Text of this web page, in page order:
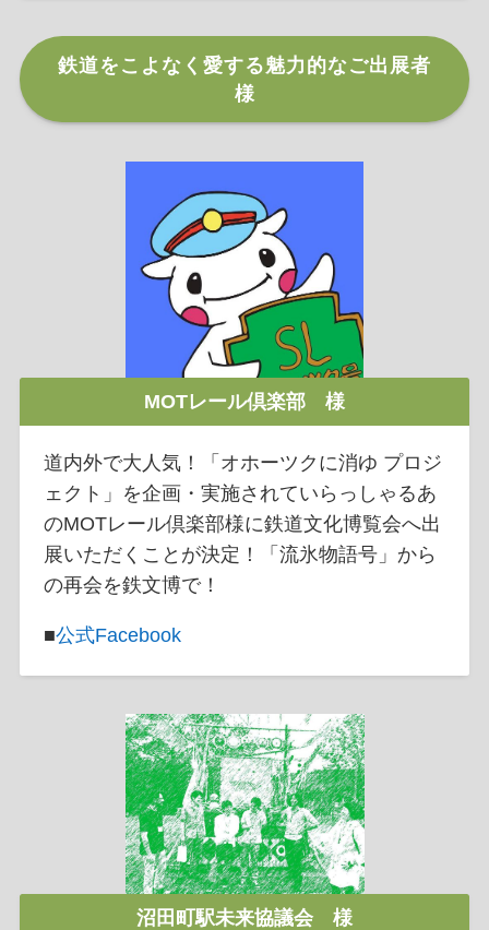
鉄道をこよなく愛する魅力的なご出展者
様
MOTレール倶楽部 様
道内外で大人気！「オホーツクに消ゆ プロジ
ェクト」を企画・実施されていらっしゃるあ
のMOTレール倶楽部様に鉄道文化博覧会へ出
展いただくことが決定！「流氷物語号」から
の再会を鉄文博で！
■公式Facebook
沼田町駅未来協議会 様